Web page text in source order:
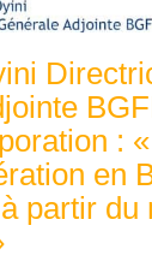
:
en
partir du